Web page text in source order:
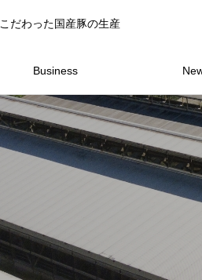
Business
だわった国産豚の生産